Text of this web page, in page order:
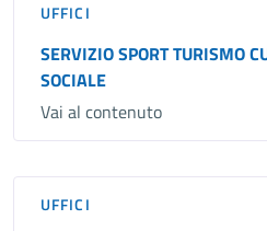
UFFICI
SERVIZIO SPORT TURISMO
SOCIALE
Vai al contenuto
UFFICI